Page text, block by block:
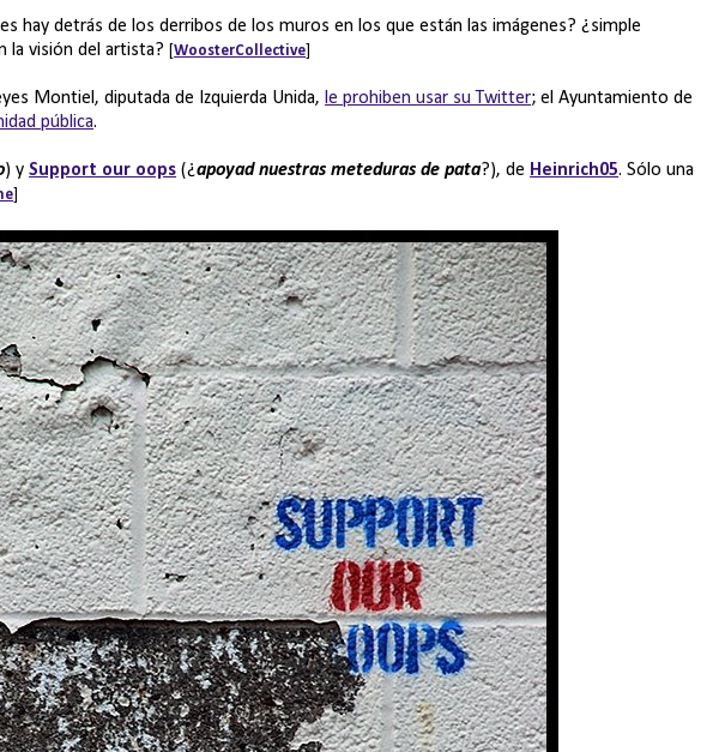
hay detrás de los derribos de los muros en los que están las imágenes? ¿simple
la visión del artista? [WoosterCollective
Montiel, diputada de Izquierda Unida, le prohiben usar su Twitter; el Ayuntamiento de
pública.
) ySupport our oops (¿apoyad nuestras meteduras de pata?), de Heinrich05. Sólo una